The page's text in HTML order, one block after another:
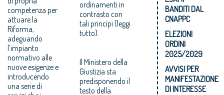
competenza per
attuare la
Riforma,
adeguando
l’impianto
normativo alle
nuove esigenze e
introducendo
una serie di
ordinamenti in
contrasto con
tali princìpi (leggi
tutto).
Il Ministero della
Giustizia sta
predisponendo il
testo della
BANDITI DAL
CNAPPC
ELEZIONI
ORDINI
2025/2029
AVVISI PER
MANIFESTAZIONE
DI INTERESSE